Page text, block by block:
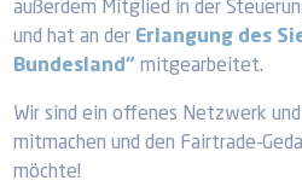
außerdem Mitglied in der
und hat an der Erlangung des
Bundesland“ mitgearbeitet.
Wir sind ein offenes Netzwerk
mitmachen und den Fairtrade-
möchte!